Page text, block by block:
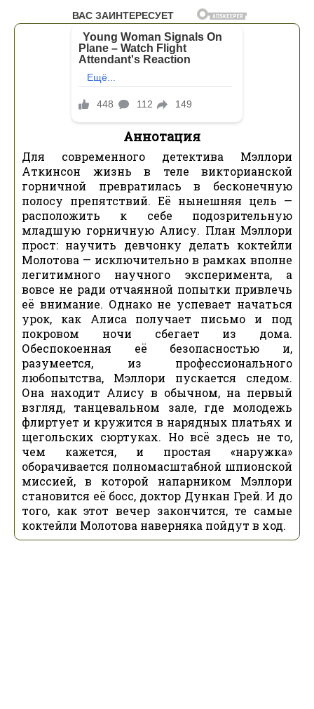
Аннотация
Для современного детектива Мэллори
Аткинсон жизнь в теле викторианской
горничной превратилась в бесконечную
полосу препятствий. Её нынешняя цель —
расположить к себе подозрительную
младшую горничную Алису. План Мэллори
прост: научить девчонку делать коктейли
Молотова — исключительно в рамках вполне
легитимного научного эксперимента, а
вовсе не ради отчаянной попытки привлечь
её внимание. Однако не успевает начаться
урок, как Алиса получает письмо и под
покровом ночи сбегает из дома.
Обеспокоенная её безопасностью и,
разумеется, из профессионального
любопытства, Мэллори пускается следом.
Она находит Алису в обычном, на первый
взгляд, танцевальном зале, где молодежь
флиртует и кружится в нарядных платьях и
щегольских сюртуках. Но всё здесь не то,
чем кажется, и простая «наружка»
оборачивается полномасштабной шпионской
миссией, в которой напарником Мэллори
становится её босс, доктор Дункан Грей. И до
того, как этот вечер закончится, те самые
коктейли Молотова наверняка пойдут в ход.